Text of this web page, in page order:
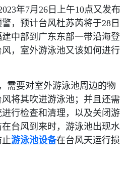
年7月26日上午10点又发布
，预计台风杜苏芮将于28日
中部到广东东部一带沿海登
，室外游泳池又该如何进行
需要对室外游泳池周边的物
将其吹进游泳池；并且还需
行检查和清理，以及关闭游
台风到来时，游泳池出现水
游泳池设备在台风天运行损